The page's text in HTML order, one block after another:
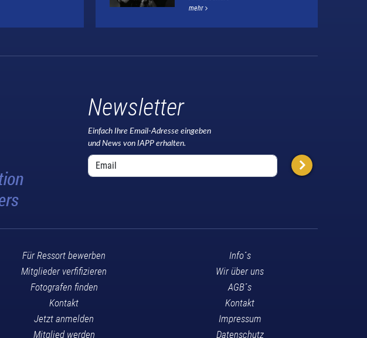
mehr
Newsletter
Einfach Ihre Email-Adresse eingeben
und News von IAPP erhalten.
Für Ressort bewerben
Mitglieder verfifizieren
Fotografen finden
Kontakt
Jetzt anmelden
Mitglied werden
Info´s
Wir über uns
AGB´s
Kontakt
Impressum
Datenschutz